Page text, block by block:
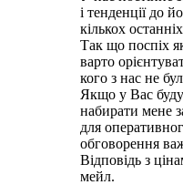
і тенденції до
кількох
Так що поспіх
варто
кого з нас не
Якщо у Вас
набирати мене
для
обговорення
Відповідь з
мейл.